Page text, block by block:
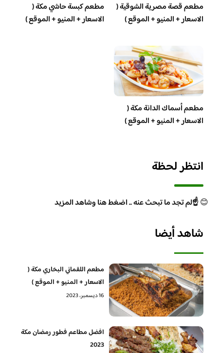
مطعم قصة مصرية الشوقية (
الاسعار + المنيو + الموقع )
مطعم كبسة حاشي مكة (
الاسعار + المنيو + الموقع )
مطعم أسماك الدانة مكة (
الاسعار + المنيو + الموقع )
انتظر لحظة
😊☝️لم تجد ما تبحث عنه .. اضغط هنا وشاهد المزيد
شاهد أيضا
مطعم اللقماني البخاري مكة (
الاسعار + المنيو + الموقع )
16 ديسمبر، 2023
افضل مطاعم فطور رمضان مكة
2023